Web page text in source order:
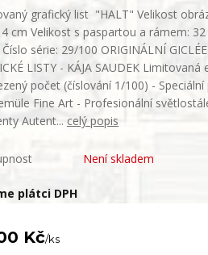
grafický list "HALT" Velikost
cm Velikost s paspartou a rámem: 32
série: 29/100 ORIGINÁLNÍ GICLÉE
LISTY - KÁJA SAUDEK Limitovaná
počet (číslování 1/100) - Speciální
Fine Art - Profesionální
Autent... celý popis
Není skladem
plátci DPH
Kč/ks